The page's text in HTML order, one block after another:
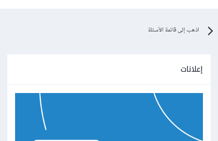
اذهب إلى قائمة الأسئلة
إعلانات